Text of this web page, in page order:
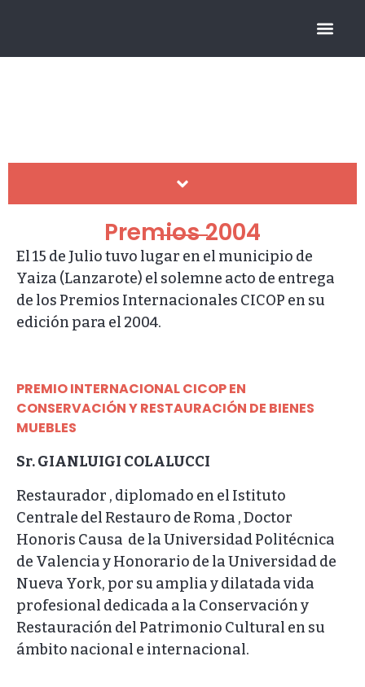
Premios 2004
El 15 de Julio tuvo lugar en el municipio de
Yaiza (Lanzarote) el solemne acto de entrega
de los Premios Internacionales CICOP en su
edición para el 2004.
PREMIO INTERNACIONAL CICOP EN
CONSERVACIÓN Y RESTAURACIÓN DE BIENES
MUEBLES
Sr. GIANLUIGI COLALUCCI
Restaurador , diplomado en el Istituto
Centrale del Restauro de Roma , Doctor
Honoris Causa de la Universidad Politécnica
de Valencia y Honorario de la Universidad de
Nueva York, por su amplia y dilatada vida
profesional dedicada a la Conservación y
Restauración del Patrimonio Cultural en su
ámbito nacional e internacional.